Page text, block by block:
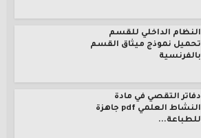
النظام الداخلي للقسم
تحميل نموذج ميثاق القسم
بالفرنسية
دفاتر التقصي في مادة
النشاط العلمي pdf جاهزة
للطباعة...